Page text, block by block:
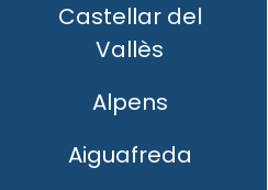
Castellar del
Vallès
Alpens
Aiguafreda